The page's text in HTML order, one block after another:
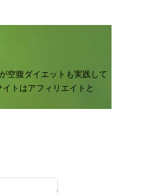
空腹ダイエットも実践して
トはアフィリエイトと